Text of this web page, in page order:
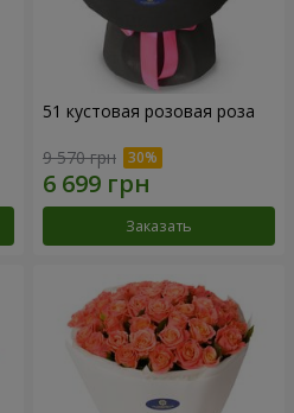
51 кустовая розовая роза
9 570 грн
Заказать